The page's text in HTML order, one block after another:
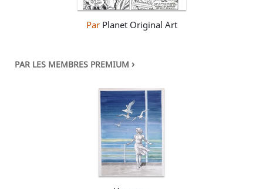
Par Planet Original Art
PAR LES MEMBRES PREMIUM ›